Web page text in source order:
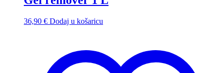
36,90 € Dodaj u košaricu